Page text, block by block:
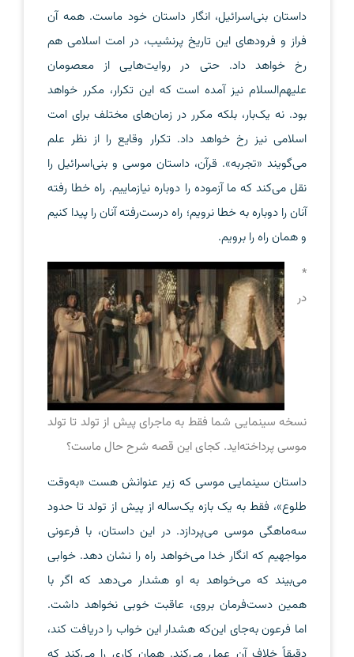
داستان بنی‌اسرائیل، انگار داستان خود ماست. همه آن
فراز و فرودهای این تاریخ پرنشیب، در امت اسلامی هم
رخ خواهد داد. حتی در روایت‌هایی از معصومان
علیهم‌السلام نیز آمده است که این تکرار، مکرر خواهد
بود. نه یک‌بار، بلکه مکرر در زمان‌های مختلف برای امت
اسلامی نیز رخ خواهد داد. تکرار وقایع را از نظر علم
می‌گویند «تجربه». قرآن، داستان موسی و بنی‌اسرائیل را
نقل می‌کند که ما آزموده را دوباره نیازماییم. راه خطا رفته
آنان را دوباره به خطا نرویم؛ راه درست‌رفته آنان را پیدا کنیم
و همان راه را برویم.
*
در
نسخه سینمایی شما فقط به ماجرای پیش از تولد تا تولد
موسی پرداخته‌اید. کجای این قصه شرح حال ماست؟
داستان سینمایی موسی که زیر عنوانش هست «به‌وقت
طلوع»، فقط به یک بازه یک‌ساله از پیش از تولد تا حدود
سه‌ماهگی موسی می‌پردازد. در این داستان، با فرعونی
مواجهیم که انگار خدا می‌خواهد راه را نشان دهد. خوابی
می‌بیند که می‌خواهد به او هشدار می‌دهد که اگر با
همین دست‌فرمان بروی، عاقبت خوبی نخواهد داشت.
اما فرعون به‌جای این‌که هشدار این خواب را دریافت کند،